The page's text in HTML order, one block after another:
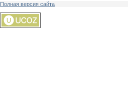
Полная версия сайта